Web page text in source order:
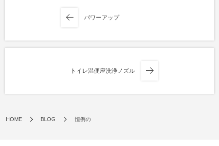
パワーアップ
トイレ温便座洗浄ノズル
HOME BLOG 恒例の